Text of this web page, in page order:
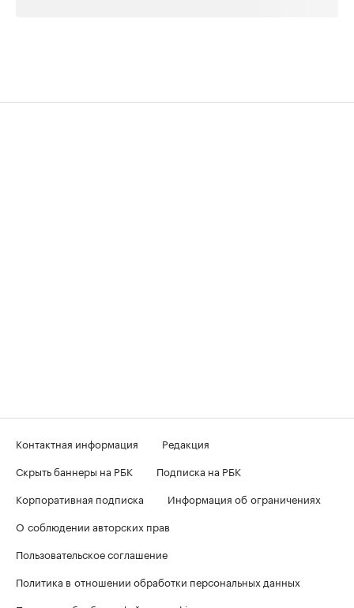
Контактная информация
Редакция
Скрыть баннеры на РБК
Подписка на РБК
Корпоративная подписка
Информация об ограничениях
О соблюдении авторских прав
Пользовательское соглашение
Политика в отношении обработки персональных данных